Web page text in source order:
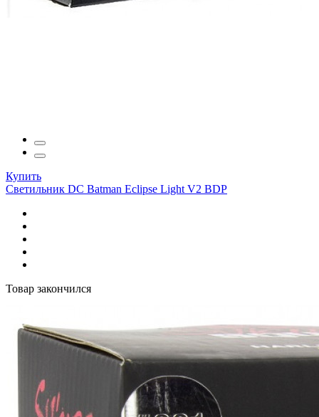
Купить
Светильник DC Batman Eclipse Light V2 BDP
Товар закончился